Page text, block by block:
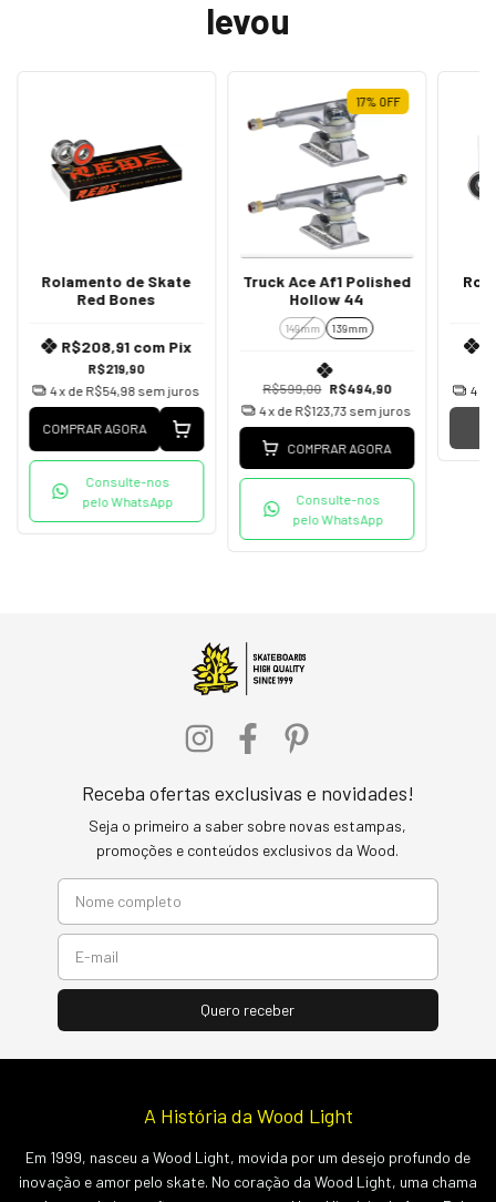
levou
Rolamento de Skate
Red Bones
R$219,90
R$208,91 com Pix
4x de R$54,98 sem juros
COMPRAR AGORA
Consulte-nos
pelo WhatsApp
17% OFF
Truck Ace Af1 Polished
Hollow 44
149mm 139mm
R$599,00 R$494,90
4x de R$123,73 sem juros
COMPRAR AGORA
Consulte-nos
pelo WhatsApp
4
Receba ofertas exclusivas e novidades!
Seja o primeiro a saber sobre novas estampas,
promoções e conteúdos exclusivos da Wood.
A História da Wood Light
Em 1999, nasceu a Wood Light, movida por um desejo profundo de
inovação e amor pelo skate. No coração da Wood Light, uma chama